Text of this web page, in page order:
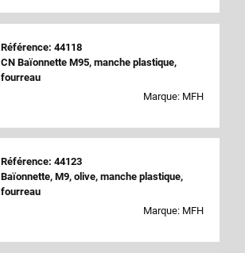
Référence: 44118
CN Baïonnette M95, manche plastique,
fourreau
Marque: MFH
Référence: 44123
Baïonnette, M9, olive, manche plastique,
fourreau
Marque: MFH